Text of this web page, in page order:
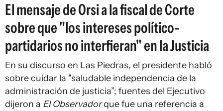
El mensaje de Orsi a la fiscal de Corte
sobre que "los intereses político-
partidarios no interfieran" en la Justicia
En su discurso en Las Piedras, el presidente habló
sobre cuidar la "saludable independencia de la
administración de justicia”; fuentes del Ejecutivo
dijeron a El Observadorque fue una referencia a